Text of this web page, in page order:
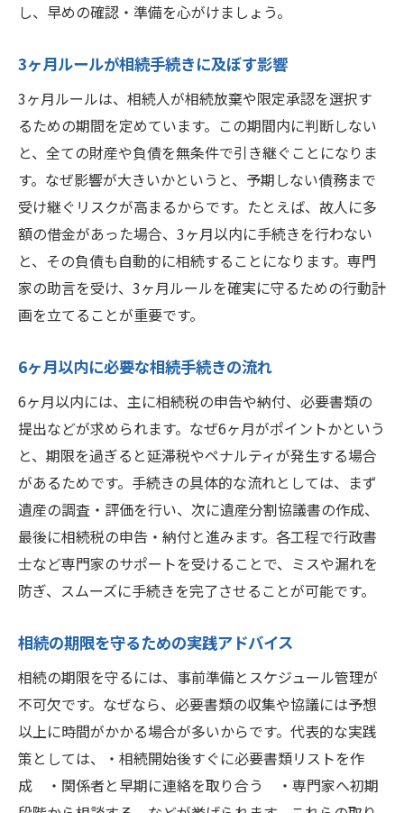
し、早めの確認・準備を心がけましょう。
3ヶ月ルールが相続手続きに及ぼす影響
3ヶ月ルールは、相続人が相続放棄や限定承認を選択す
るための期間を定めています。この期間内に判断しない
と、全ての財産や負債を無条件で引き継ぐことになりま
す。なぜ影響が大きいかというと、予期しない債務まで
受け継ぐリスクが高まるからです。たとえば、故人に多
額の借金があった場合、3ヶ月以内に手続きを行わない
と、その負債も自動的に相続することになります。専門
家の助言を受け、3ヶ月ルールを確実に守るための行動計
画を立てることが重要です。
6ヶ月以内に必要な相続手続きの流れ
6ヶ月以内には、主に相続税の申告や納付、必要書類の
提出などが求められます。なぜ6ヶ月がポイントかという
と、期限を過ぎると延滞税やペナルティが発生する場合
があるためです。手続きの具体的な流れとしては、まず
遺産の調査・評価を行い、次に遺産分割協議書の作成、
最後に相続税の申告・納付と進みます。各工程で行政書
士など専門家のサポートを受けることで、ミスや漏れを
防ぎ、スムーズに手続きを完了させることが可能です。
相続の期限を守るための実践アドバイス
相続の期限を守るには、事前準備とスケジュール管理が
不可欠です。なぜなら、必要書類の収集や協議には予想
以上に時間がかかる場合が多いからです。代表的な実践
策としては、・相続開始後すぐに必要書類リストを作
成 ・関係者と早期に連絡を取り合う ・専門家へ初期